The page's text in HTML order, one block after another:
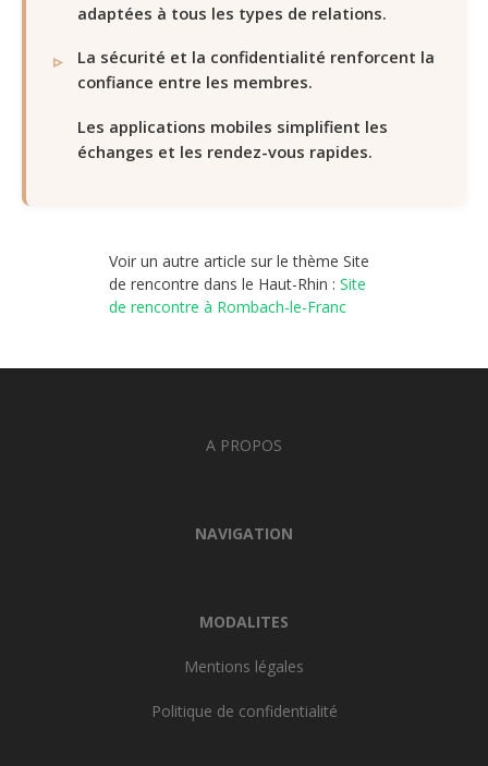
adaptées à tous les types de relations.
La sécurité et la confidentialité renforcent la
confiance entre les membres.
Les applications mobiles simplifient les
échanges et les rendez-vous rapides.
Voir un autre article sur le thème Site
de rencontre dans le Haut-Rhin : Site
de rencontre à Rombach-le-Franc
A PROPOS
NAVIGATION
MODALITES
Mentions légales
Politique de confidentialité